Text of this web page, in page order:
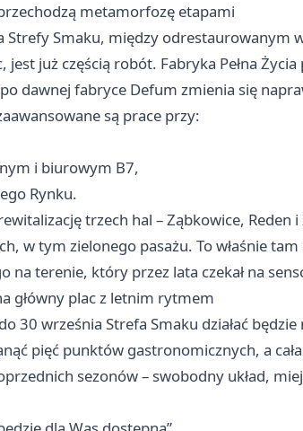
metamorfozę etapami
Strefy Smaku, między odrestaurowanym
już częścią robót. Fabryka Pełna
dawnej fabryce Defum zmienia się
są prace przy:
i biurowym B7,
Rynku.
trzech hal – Ząbkowice, Reden
w tym zielonego pasażu. To właśnie
na terenie, który przez lata czekał na
główny plac z letnim rytmem
30 września Strefa Smaku działać
pięć punktów gastronomicznych, a
sezonów – swobodny układ,